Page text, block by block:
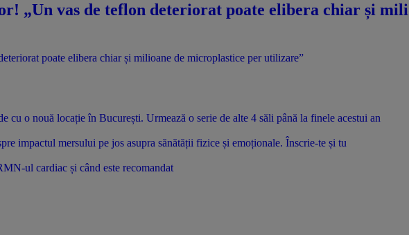
„Un vas de teflon deteriorat poate elibera chiar și
cu o nouă locație în București. Urmează o serie de alte 4 săli până la finele acestui an
impactul mersului pe jos asupra sănătății fizice și emoționale. Înscrie-te și tu
ul cardiac și când este recomandat